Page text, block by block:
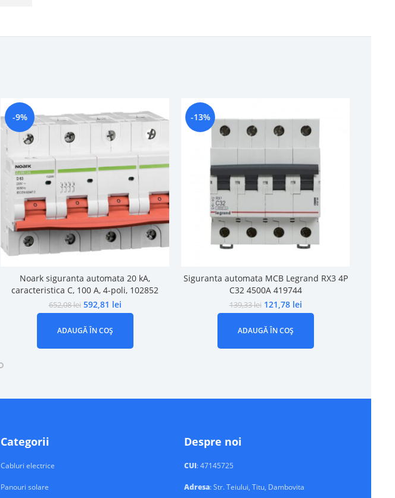
-9%
Noark siguranta automata 20 kA,
caracteristica C, 100 A, 4-poli, 102852
652,08lei 592,81 lei
ADAUGĂ ÎN COȘ
-13%
Siguranta automata MCB Legrand RX3 4P
C32 4500A 419744
139,33lei 121,78 lei
ADAUGĂ ÎN COȘ
Categorii
Cabluri electrice
Panouri solare
Despre noi
CUI: 47145725
Adresa: Str. Teiului, Titu, Dambovita